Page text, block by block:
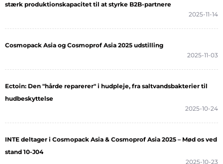
stærk produktionskapacitet til at styrke B2B-partnere
2025-11-14
Cosmopack Asia og Cosmoprof Asia 2025 udstilling
2025-11-03
Ectoin: Den "hårde reparerer" i hudpleje, fra saltvandsbakterier til
hudbeskyttelse
2025-10-24
INTE deltager i Cosmopack Asia & Cosmoprof Asia 2025 – Mød os ved
stand 10-J04
2025-10-23